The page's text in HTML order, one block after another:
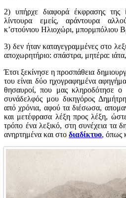
2) υπήρχε διαφορά έκφρασης της
λίντουρα εμείς, αράντουρα
κ’στούνιου Ηλιοχώρι, μπορμπόλιου
3) δεν ήταν καταγεγραμμένες στο
αποχωρητήριο: σπάστρα, μητέρα:
Έτσι ξεκίνησε η προσπάθεια
του είναι δύο ηχογραφημένα
θησαυροί, που μας κληροδότησε ο
συνάδελφός μου δικηγόρος
από χρόνια, αφού τα διέσωσα,
και μετέφρασα λέξη προς λέξη,
τρόπο ένα λεξικό, στη συνέχεια τα
ανηρτημένα και στο διαδίκτυο, όπως